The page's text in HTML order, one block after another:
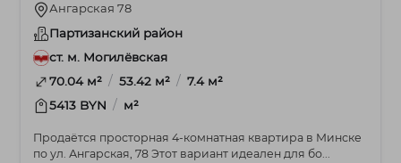
Ангарская 78
Партизанский район
ст. м. Могилёвская
70.04 м² / 53.42 м² / 7.4 м²
5413 BYN / м²
Продаётся просторная 4-комнатная квартира в Минске
по ул. Ангарская, 78 Этот вариант идеален для бо...